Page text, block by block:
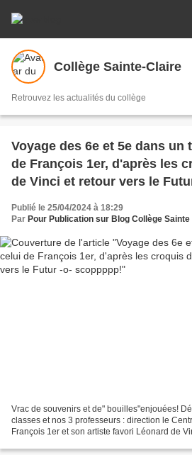
Collège Sainte-Claire
Retrouvez les actualités du collège
Voyage des 6e et 5e dans un
de François 1er, d'après les
de Vinci et retour vers le
Publié le 25/04/2024 à 18:29
Par Pour Publication sur Blog Collège
Vrac de souvenirs et de" bouilles"enjouées!
classes et nos 3 professeurs : direction le
François 1er et son artiste favori Léonard de